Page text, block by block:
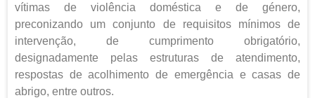
vítimas de violência doméstica e de género,
preconizando um conjunto de requisitos mínimos de
intervenção, de cumprimento obrigatório,
designadamente pelas estruturas de atendimento,
respostas de acolhimento de emergência e casas de
abrigo, entre outros.